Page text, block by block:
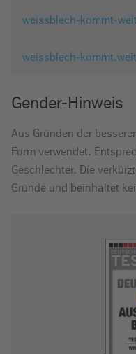
weissblech-kommt-
weissblech-
Gender-Hinweis
Aus Gründen der
Form verwendet.
Geschlechter. Die
Gründe und beinhaltet